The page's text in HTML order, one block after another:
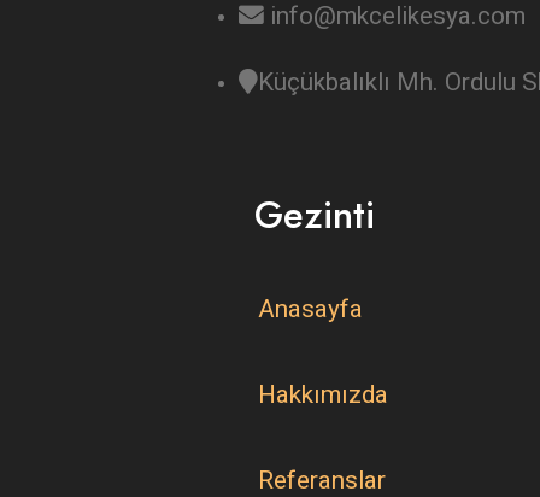
info@mkcelikesya.com
Küçükbalıklı Mh. Ordulu
Gezinti
Anasayfa
Hakkımızda
Referanslar